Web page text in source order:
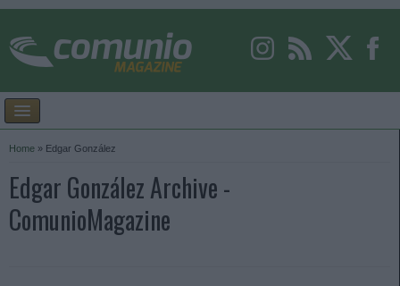
Home » Edgar González
Edgar González Archive -
ComunioMagazine